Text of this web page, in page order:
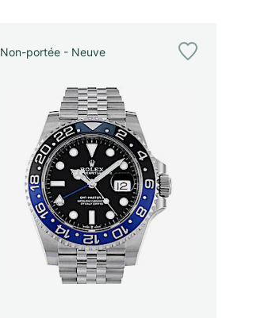
Non-portée - Neuve